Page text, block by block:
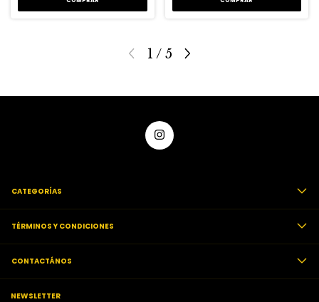
1 / 5
CATEGORÍAS
TÉRMINOS Y CONDICIONES
CONTACTÁNOS
NEWSLETTER